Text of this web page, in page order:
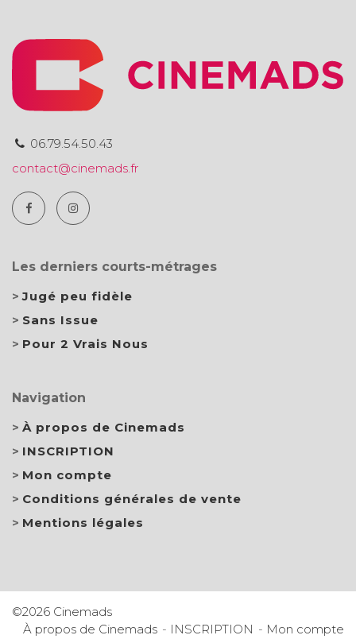
06.79.54.50.43
contact@cinemads.fr
Les derniers courts-métrages
Jugé peu fidèle
Sans Issue
Pour 2 Vrais Nous
Navigation
À propos de Cinemads
INSCRIPTION
Mon compte
Conditions générales de vente
Mentions légales
©2026 Cinemads
À propos de Cinemads
INSCRIPTION Mon compte